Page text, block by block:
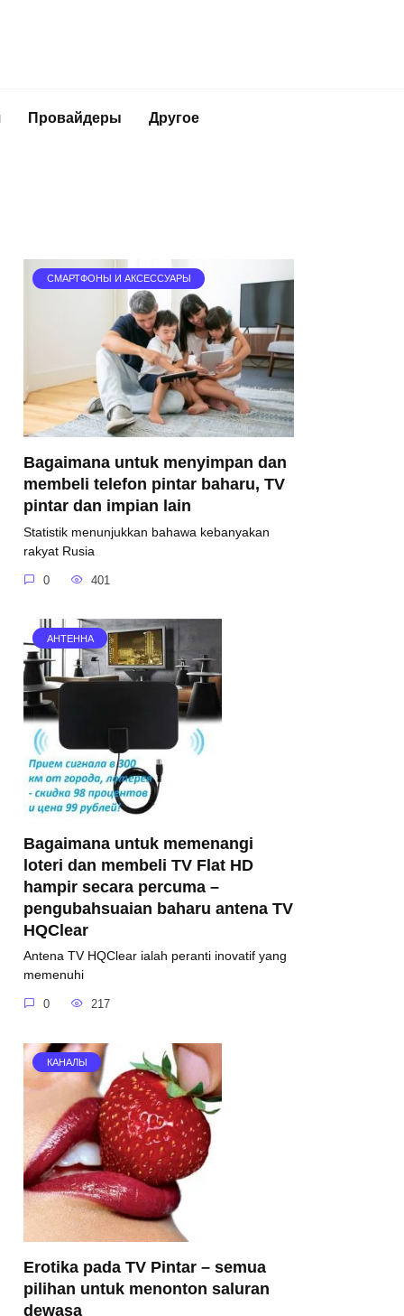
Провайдеры Другое
СМАРТФОНЫ И АКСЕССУАРЫ
Bagaimana untuk menyimpan dan
membeli telefon pintar baharu, TV
pintar dan impian lain
Statistik menunjukkan bahawa kebanyakan
rakyat Rusia
0 401
АНТЕННА
Bagaimana untuk memenangi
loteri dan membeli TV Flat HD
hampir secara percuma –
pengubahsuaian baharu antena TV
HQClear
Antena TV HQClear ialah peranti inovatif yang
memenuhi
0 217
КАНАЛЫ
Erotika pada TV Pintar – semua
pilihan untuk menonton saluran
dewasa